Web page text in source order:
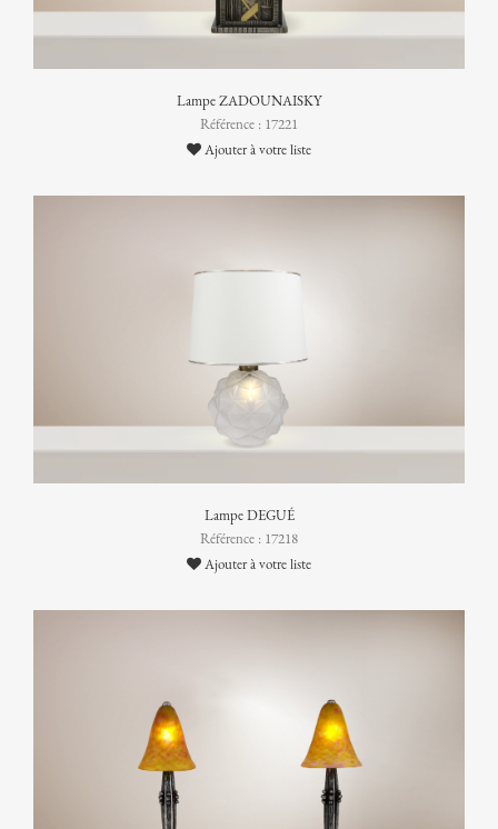
Lampe ZADOUNAISKY
Référence : 17221
Ajouter à votre liste
Lampe DEGUÉ
Référence : 17218
Ajouter à votre liste